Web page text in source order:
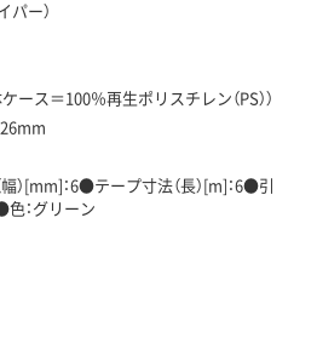
パー）
ース＝100％再生ポリスチレン（PS））
）[mm]：6●テープ寸法（長）[m]：6●引
：グリーン